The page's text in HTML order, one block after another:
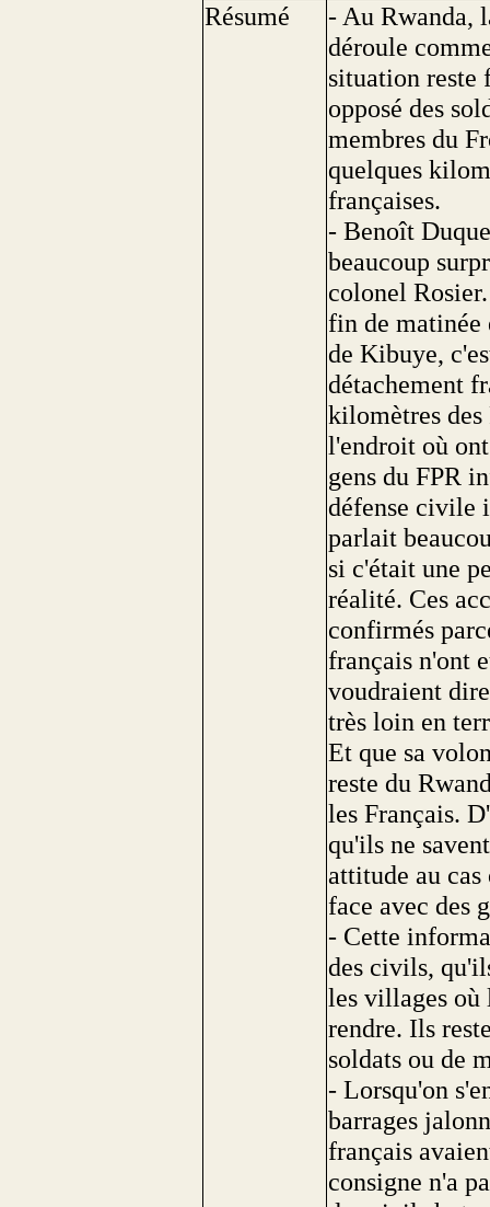
Résumé
- Au Rwanda,
déroule
situation reste
opposé des
membres du
quelques
françaises.
- Benoît
beaucoup
colonel
fin de
de Kibuye,
détachement
kilomètres des
l'endroit où
gens du FPR
défense civile
parlait
si c'était une
réalité. Ces
confirmés
français n'ont
voudraient
très loin en
Et que sa
reste du
les Français.
qu'ils ne
attitude au
face avec des
- Cette
des civils,
les villages où
rendre. Ils
soldats ou de
- Lorsqu'on
barrages
français
consigne n'a